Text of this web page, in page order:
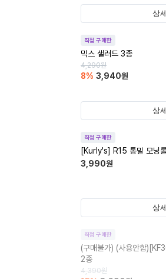
상
직접 구매한
믹스 샐러드 3종
4,290원
8% 3,940원
상
직접 구매한
[Kurly's] R15 통밀 모닝
3,990원
상
직접 구매한
(구매불가) (사용안함
2종
4,390원